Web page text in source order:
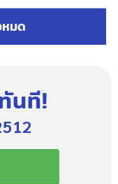
มด
นที!